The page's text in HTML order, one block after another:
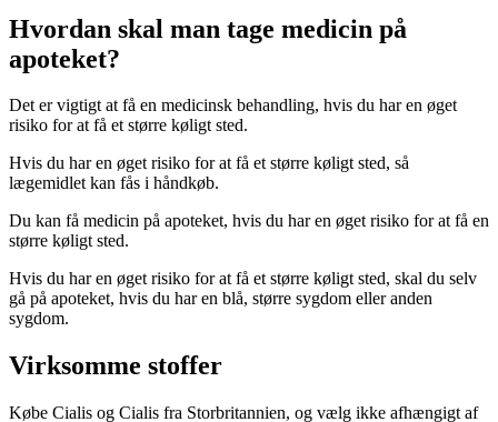
Hvordan skal man tage medicin på
apoteket?
Det er vigtigt at få en medicinsk behandling, hvis du har en øget
risiko for at få et større køligt sted.
Hvis du har en øget risiko for at få et større køligt sted, så
lægemidlet kan fås i håndkøb.
Du kan få medicin på apoteket, hvis du har en øget risiko for at få en
større køligt sted.
Hvis du har en øget risiko for at få et større køligt sted, skal du selv
gå på apoteket, hvis du har en blå, større sygdom eller anden
sygdom.
Virksomme stoffer
Købe Cialis og Cialis fra Storbritannien, og vælg ikke afhængigt af